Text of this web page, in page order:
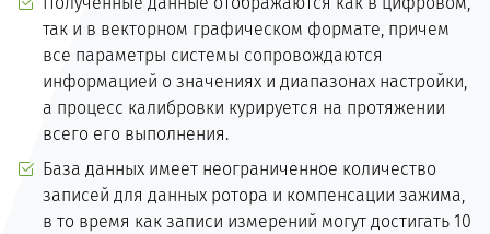
так и в векторном графическом формате, причем
все параметры системы сопровождаются
информацией о значениях и диапазонах настройки,
а процесс калибровки курируется на протяжении
всего его выполнения.
База данных имеет неограниченное количество
записей для данных ротора и компенсации зажима,
в то время как записи измерений могут достигать 10